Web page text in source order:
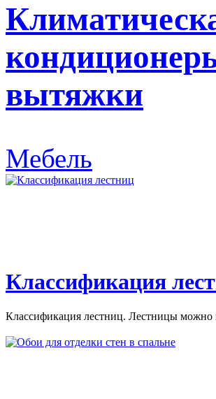
вытяжки
Мебель
Классификация
Классификация лестниц. Лестницы можно